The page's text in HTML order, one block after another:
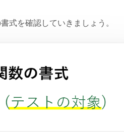
式を確認していきましょう。